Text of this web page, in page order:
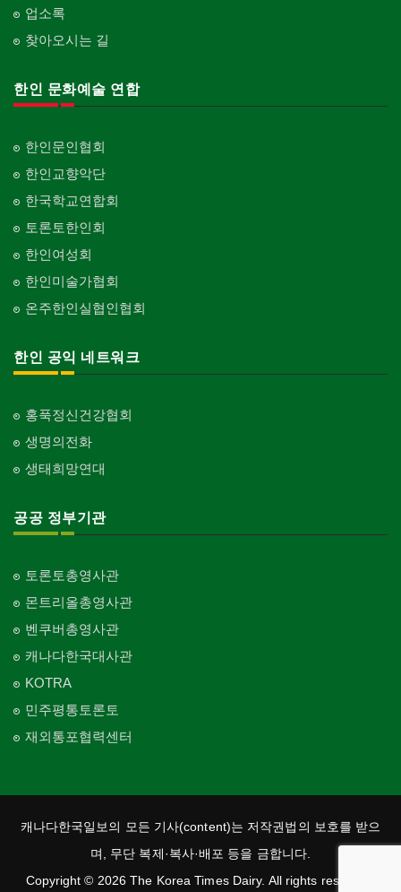
업소록
찾아오시는 길
한인 문화예술 연합
한인문인협회
한인교향악단
한국학교연합회
토론토한인회
한인여성회
한인미술가협회
온주한인실협인협회
한인 공익 네트워크
홍푹정신건강협회
생명의전화
생태희망연대
공공 정부기관
토론토총영사관
몬트리올총영사관
벤쿠버총영사관
캐나다한국대사관
KOTRA
민주평통토론토
재외통포협력센터
캐나다한국일보의 모든 기사(content)는 저작권법의 보호를 받으
며, 무단 복제·복사·배포 등을 금합니다.
Copyright © 2026 The Korea Times Dairy. All rights reserved.